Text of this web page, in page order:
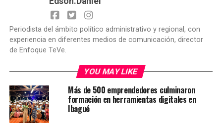
Periodista del ámbito político administrativo y regional, con
experiencia en diferentes medios de comunicación, director
de Enfoque TeVe.
YOU MAY LIKE
Más de 500 emprendedores culminaron
formación en herramientas digitales en
Ibagué